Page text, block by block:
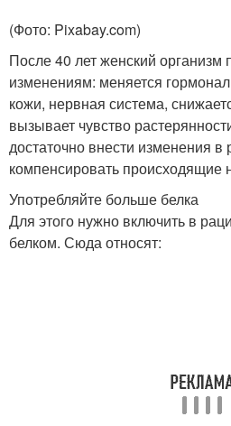
(Фото: Pixabay.com)
После 40 лет женский организм
изменениям: меняется
кожи, нервная система,
вызывает чувство
достаточно внести изменения
компенсировать происходящие
Употребляйте больше белка
Для этого нужно включить в
белком. Сюда относят: